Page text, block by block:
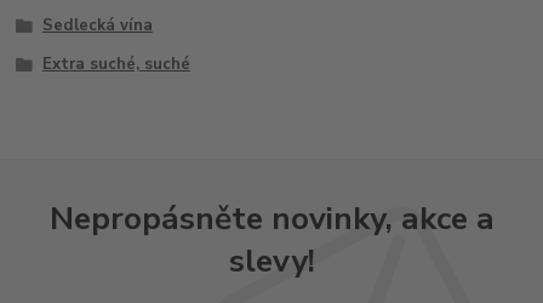
Sedlecká vína
Extra suché, suché
Nepropásněte novinky, akce a
slevy!